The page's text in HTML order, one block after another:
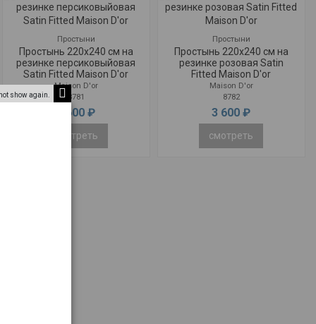
Простыни
Простынь 220x240 см на
резинке персиковыйовая
Satin Fitted Maison D'or
Maison D'or
8781
3 600 ₽
смотреть
Простыни
Простынь 220x240 см на
резинке розовая Satin
Fitted Maison D'or
Maison D'or
8782
3 600 ₽
смотреть
show again.